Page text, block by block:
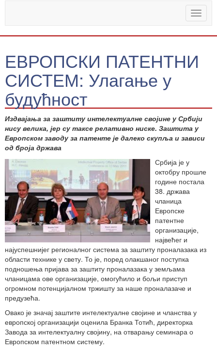
Toggle
ЕВРОПСКИ ПАТЕНТНИ
СИСТЕМ: Улагање у
будућност
Издвајања за заштиту интелектуалне својине у Србији
нису велика, јер су таксе релативно ниске. Заштита у
Европском заводу за патенте је далеко скупља и зависи
од броја држава
Србија је у
октобру прошле
године постала
38. држава
чланица
Европске
патентне
организације,
највећег и
најуспешнијег регионалног система за заштиту проналазака из
области технике у свету. То је, поред олакшаног поступка
подношења пријава за заштиту проналазака у земљама
чланицама ове организације, омогућило и бољи приступ
огромном потенцијалном тржишту за наше проналазаче и
предузећа.
Овако је значај заштите интелектуалне својине и чланства у
европској организацији оценила Бранка Тотић, директорка
Завода за интелектуалну својину, на отварању семинара о
Европском патентном систему.